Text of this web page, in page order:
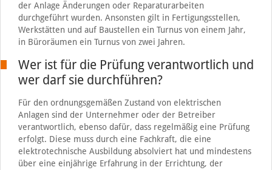
der Anlage Änderungen oder Reparaturarbeiten
durchgeführt wurden. Ansonsten gilt in Fertigungsstellen,
Werkstätten und auf Baustellen ein Turnus von einem Jahr,
in Büroräumen ein Turnus von zwei Jahren.
Wer ist für die Prüfung verantwortlich und
wer darf sie durchführen?
Für den ordnungsgemäßen Zustand von elektrischen
Anlagen sind der Unternehmer oder der Betreiber
verantwortlich, ebenso dafür, dass regelmäßig eine Prüfung
erfolgt. Diese muss durch eine Fachkraft, die eine
elektrotechnische Ausbildung absolviert hat und mindestens
über eine einjährige Erfahrung in der Errichtung, der